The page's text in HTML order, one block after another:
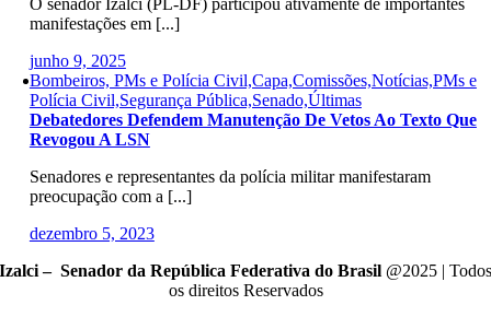
O senador Izalci (PL-DF) participou ativamente de importantes
manifestações em [...]
junho 9, 2025
Bombeiros, PMs e Polícia Civil,Capa,Comissões,Notícias,PMs e
Polícia Civil,Segurança Pública,Senado,Últimas
Debatedores Defendem Manutenção De Vetos Ao Texto Que
Revogou A LSN
Senadores e representantes da polícia militar manifestaram
preocupação com a [...]
dezembro 5, 2023
Izalci – Senador da República Federativa do Brasil @2025 | Todos
os direitos Reservados